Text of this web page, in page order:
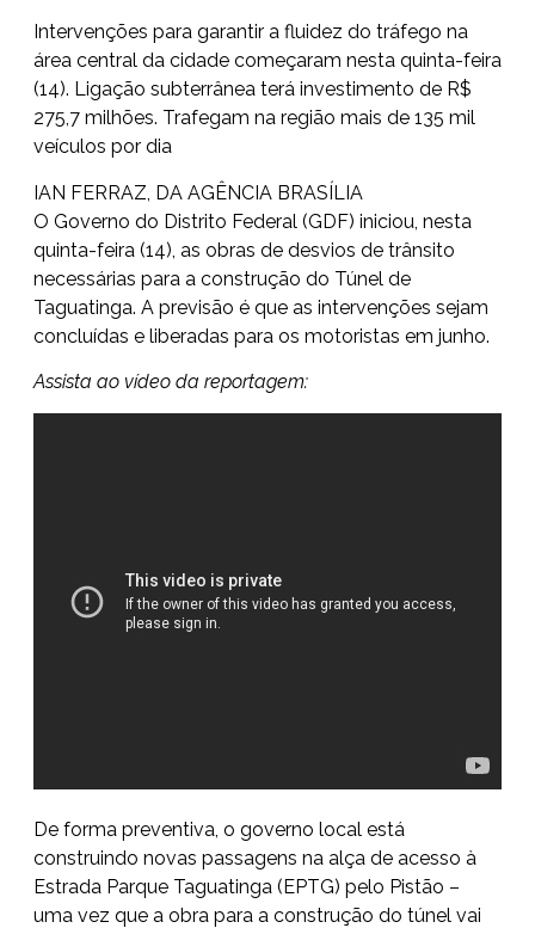
Intervenções para garantir a fluidez do tráfego na
área central da cidade começaram nesta quinta-feira
(14). Ligação subterrânea terá investimento de R$
275,7 milhões. Trafegam na região mais de 135 mil
veículos por dia
IAN FERRAZ, DA AGÊNCIA BRASÍLIA
O Governo do Distrito Federal (GDF) iniciou, nesta
quinta-feira (14), as obras de desvios de trânsito
necessárias para a construção do Túnel de
Taguatinga. A previsão é que as intervenções sejam
concluídas e liberadas para os motoristas em junho.
Assista ao vídeo da reportagem:
De forma preventiva, o governo local está
construindo novas passagens na alça de acesso à
Estrada Parque Taguatinga (EPTG) pelo Pistão –
uma vez que a obra para a construção do túnel vai